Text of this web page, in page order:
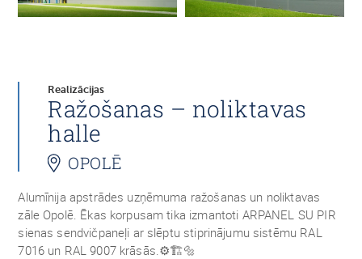
Realizācijas
Ražošanas – noliktavas
halle
OPOLĒ
Alumīnija apstrādes uzņēmuma ražošanas un noliktavas
zāle Opolē. Ēkas korpusam tika izmantoti ARPANEL SU PIR
sienas sendvičpaneļi ar slēptu stiprinājumu sistēmu RAL
7016 un RAL 9007 krāsās.⚙️🏗🔩